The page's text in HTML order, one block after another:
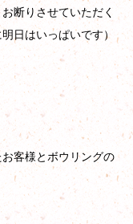
断りさせていただく
日はいっぱいです）
客様とボウリングの